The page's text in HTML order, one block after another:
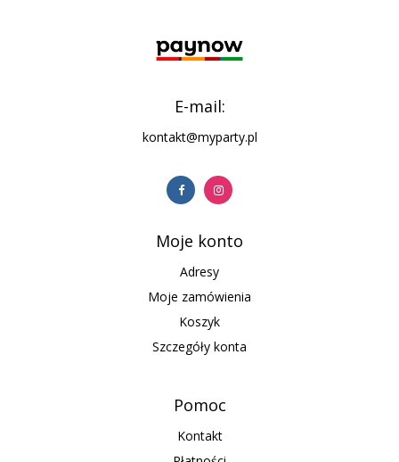
E-mail:
kontakt@myparty.pl
Moje konto
Adresy
Moje zamówienia
Koszyk
Szczegóły konta
Pomoc
Kontakt